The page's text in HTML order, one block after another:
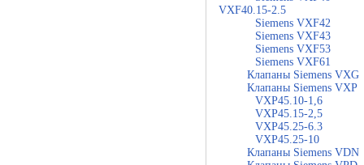
VXF40.15-2.5
Siemens VXF42
Siemens VXF43
Siemens VXF53
Siemens VXF61
Клапаны Siemens VXG
Клапаны Siemens VXP
VXP45.10-1,6
VXP45.15-2,5
VXP45.25-6.3
VXP45.25-10
Клапаны Siemens VDN